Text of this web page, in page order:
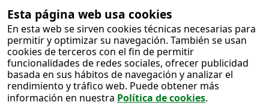
Esta página web usa cookies
En esta web se sirven cookies técnicas necesarias para
permitir y optimizar su navegación. También se usan
cookies de terceros con el fin de permitir
funcionalidades de redes sociales, ofrecer publicidad
basada en sus hábitos de navegación y analizar el
rendimiento y tráfico web. Puede obtener más
información en nuestra Política de cookies.